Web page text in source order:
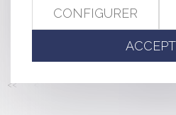
amiable des litiges
cour d'appel de Bordeaux
<< < ... 154 155 156 157
CONFIGURER